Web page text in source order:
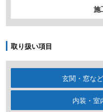
施
取り扱い項目
玄関・窓な
内装・室